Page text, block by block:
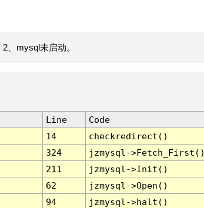
、mysql未启动。
Line
Code
14
checkredirect()
324
jzmysql-
211
jzmysql->Init()
62
jzmysql->Open()
94
jzmysql->halt()